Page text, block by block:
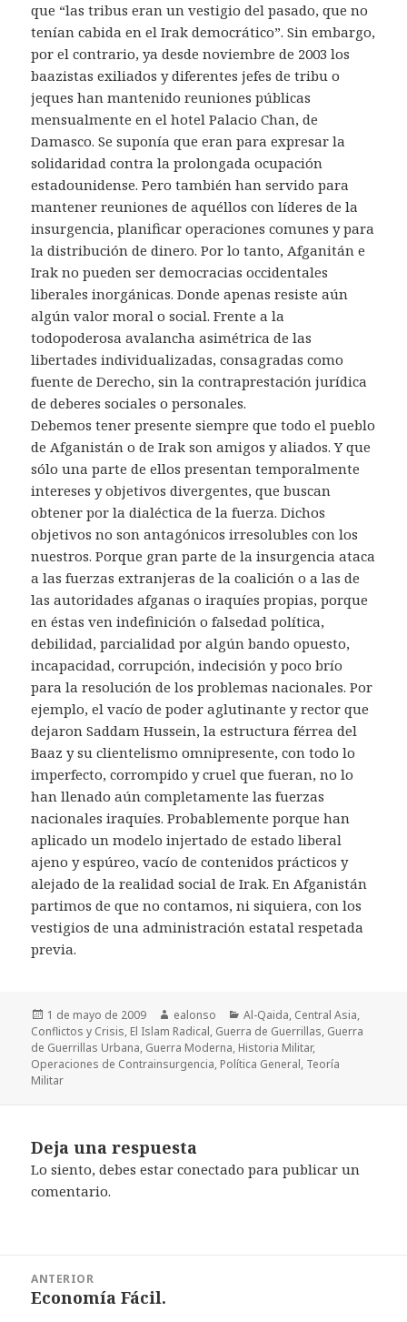
que “las tribus eran un vestigio del pasado, que no
tenían cabida en el Irak democrático”. Sin embargo,
por el contrario, ya desde noviembre de 2003 los
baazistas exiliados y diferentes jefes de tribu o
jeques han mantenido reuniones públicas
mensualmente en el hotel Palacio Chan, de
Damasco. Se suponía que eran para expresar la
solidaridad contra la prolongada ocupación
estadounidense. Pero también han servido para
mantener reuniones de aquéllos con líderes de la
insurgencia, planificar operaciones comunes y para
la distribución de dinero. Por lo tanto, Afganitán e
Irak no pueden ser democracias occidentales
liberales inorgánicas. Donde apenas resiste aún
algún valor moral o social. Frente a la
todopoderosa avalancha asimétrica de las
libertades individualizadas, consagradas como
fuente de Derecho, sin la contraprestación jurídica
de deberes sociales o personales.
Debemos tener presente siempre que todo el pueblo
de Afganistán o de Irak son amigos y aliados. Y que
sólo una parte de ellos presentan temporalmente
intereses y objetivos divergentes, que buscan
obtener por la dialéctica de la fuerza. Dichos
objetivos no son antagónicos irresolubles con los
nuestros. Porque gran parte de la insurgencia ataca
a las fuerzas extranjeras de la coalición o a las de
las autoridades afganas o iraquíes propias, porque
en éstas ven indefinición o falsedad política,
debilidad, parcialidad por algún bando opuesto,
incapacidad, corrupción, indecisión y poco brío
para la resolución de los problemas nacionales. Por
ejemplo, el vacío de poder aglutinante y rector que
dejaron Saddam Hussein, la estructura férrea del
Baaz y su clientelismo omnipresente, con todo lo
imperfecto, corrompido y cruel que fueran, no lo
han llenado aún completamente las fuerzas
nacionales iraquíes. Probablemente porque han
aplicado un modelo injertado de estado liberal
ajeno y espúreo, vacío de contenidos prácticos y
alejado de la realidad social de Irak. En Afganistán
partimos de que no contamos, ni siquiera, con los
vestigios de una administración estatal respetada
previa.
Publicado
el
1 de mayo de 2009 Autor
ealonso Categorías
Al-Qaida, Central Asia,
Conflictos y Crisis, El Islam Radical, Guerra de Guerrillas, Guerra
de Guerrillas Urbana, Guerra Moderna, Historia Militar,
Operaciones de Contrainsurgencia, Política General, Teoría
Militar
Deja una respuesta
Lo siento, debes estarconectado para publicar un
comentario.
entradas
ANTERIOR
Entrada
Economía Fácil.